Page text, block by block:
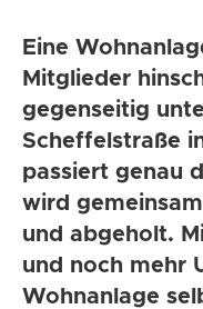
Eine
Mitglieder
gegenseitig
Scheffelstraße
passiert genau
wird
und abgeholt.
und noch mehr
Wohnanlage